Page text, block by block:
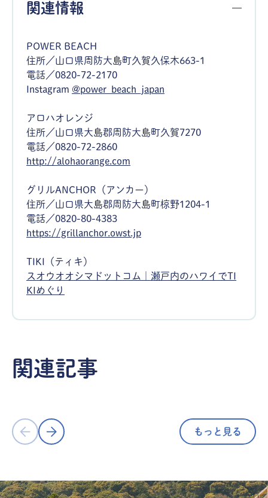
関連情報
POWER BEACH
住所／山口県周防大島町久賀久保木663-1
電話／0820-72-2170
Instagram @power_beach_japan
アロハオレンジ
住所／山口県大島郡周防大島町久賀7270
電話／0820-72-2860
http://alohaorange.com
グリルANCHOR（アンカー）
住所／山口県大島郡周防大島町椋野1204-1
電話／0820-80-4383
https://grillanchor.owst.jp
TIKI（ティキ）
スオウオオシマドットコム｜瀬戸内のハワイでTI
KIめぐり
関連記事
く、美しい水に癒される神秘のひとと
き／別府弁天池（山口県美祢市）
もっと見る